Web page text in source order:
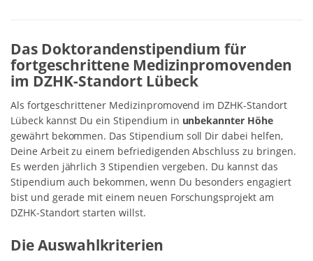
Das Doktorandenstipendium für
fortgeschrittene Medizinpromovenden
im DZHK-Standort Lübeck
Als fortgeschrittener Medizinpromovend im DZHK-Standort
Lübeck kannst Du ein Stipendium in unbekannter Höhe
gewährt bekommen. Das Stipendium soll Dir dabei helfen,
Deine Arbeit zu einem befriedigenden Abschluss zu bringen.
Es werden jährlich 3 Stipendien vergeben. Du kannst das
Stipendium auch bekommen, wenn Du besonders engagiert
bist und gerade mit einem neuen Forschungsprojekt am
DZHK-Standort starten willst.
Die Auswahlkriterien